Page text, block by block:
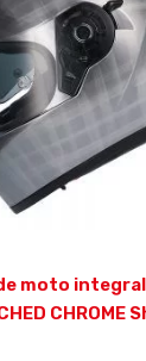
moto
CHROME